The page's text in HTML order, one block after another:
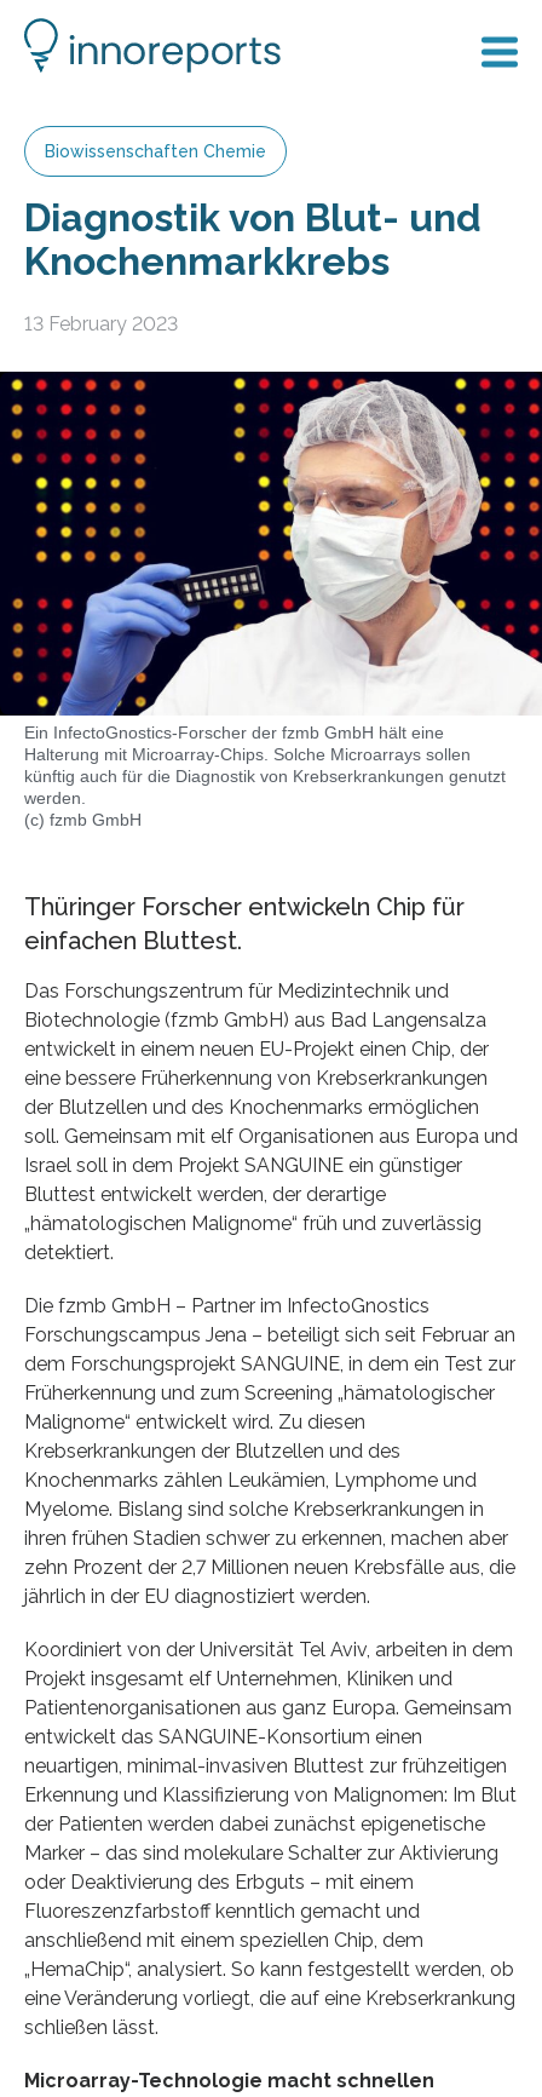
Biowissenschaften Chemie
Diagnostik von Blut- und
Knochenmarkkrebs
13 February 2023
Ein InfectoGnostics-Forscher der fzmb GmbH hält eine
Halterung mit Microarray-Chips. Solche Microarrays sollen
künftig auch für die Diagnostik von Krebserkrankungen genutzt
werden.
(c) fzmb GmbH
Thüringer Forscher entwickeln Chip für
einfachen Bluttest.
Das Forschungszentrum für Medizintechnik und
Biotechnologie (fzmb GmbH) aus Bad Langensalza
entwickelt in einem neuen EU-Projekt einen Chip, der
eine bessere Früherkennung von Krebserkrankungen
der Blutzellen und des Knochenmarks ermöglichen
soll. Gemeinsam mit elf Organisationen aus Europa und
Israel soll in dem Projekt SANGUINE ein günstiger
Bluttest entwickelt werden, der derartige
„hämatologischen Malignome“ früh und zuverlässig
detektiert.
Die fzmb GmbH – Partner im InfectoGnostics
Forschungscampus Jena – beteiligt sich seit Februar an
dem Forschungsprojekt SANGUINE, in dem ein Test zur
Früherkennung und zum Screening „hämatologischer
Malignome“ entwickelt wird. Zu diesen
Krebserkrankungen der Blutzellen und des
Knochenmarks zählen Leukämien, Lymphome und
Myelome. Bislang sind solche Krebserkrankungen in
ihren frühen Stadien schwer zu erkennen, machen aber
zehn Prozent der 2,7 Millionen neuen Krebsfälle aus, die
jährlich in der EU diagnostiziert werden.
Koordiniert von der Universität Tel Aviv, arbeiten in dem
Projekt insgesamt elf Unternehmen, Kliniken und
Patientenorganisationen aus ganz Europa. Gemeinsam
entwickelt das SANGUINE-Konsortium einen
neuartigen, minimal-invasiven Bluttest zur frühzeitigen
Erkennung und Klassifizierung von Malignomen: Im Blut
der Patienten werden dabei zunächst epigenetische
Marker – das sind molekulare Schalter zur Aktivierung
oder Deaktivierung des Erbguts – mit einem
Fluoreszenzfarbstoff kenntlich gemacht und
anschließend mit einem speziellen Chip, dem
„HemaChip“, analysiert. So kann festgestellt werden, ob
eine Veränderung vorliegt, die auf eine Krebserkrankung
schließen lässt.
Microarray-Technologie macht schnellen